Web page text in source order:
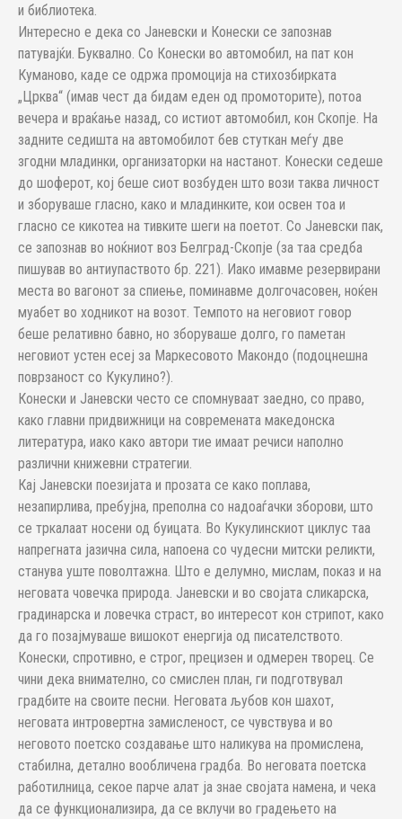
и библиотека.
Интересно е дека со Јаневски и Конески се запознав
патувајќи. Буквално. Со Конески во автомобил, на пат кон
Куманово, каде се одржа промоција на стихозбирката
„Црква“ (имав чест да бидам еден од промоторите), потоа
вечера и враќање назад, со истиот автомобил, кон Скопје. На
задните седишта на автомобилот бев стуткан меѓу две
згодни младинки, организаторки на настанот. Конески седеше
до шоферот, кој беше сиот возбуден што вози таква личност
и зборуваше гласно, како и младинките, кои освен тоа и
гласно се кикотеа на тивките шеги на поетот. Со Јаневски пак,
се запознав во ноќниот воз Белград-Скопје (за таа средба
пишував во антиупаството бр. 221). Иако имавме резервирани
места во вагонот за спиење, поминавме долгочасовен, ноќен
муабет во ходникот на возот. Темпото на неговиот говор
беше релативно бавно, но зборуваше долго, го паметан
неговиот устен есеј за Маркесовото Макондо (подоцнешна
поврзаност со Кукулино?).
Конески и Јаневски често се спомнуваат заедно, со право,
како главни придвижници на современата македонска
литература, иако како автори тие имаат речиси наполно
различни книжевни стратегии.
Кај Јаневски поезијата и прозата се како поплава,
незапирлива, пребујна, преполна со надоаѓачки зборови, што
се тркалаат носени од буицата. Во Кукулинскиот циклус таа
напрегната јазична сила, напоена со чудесни митски реликти,
станува уште поволтажна. Што е делумно, мислам, показ и на
неговата човечка природа. Јаневски и во својата сликарска,
градинарска и ловечка страст, во интересот кон стрипот, како
да го позајмуваше вишокот енергија од писателството.
Конески, спротивно, е строг, прецизен и одмерен творец. Се
чини дека внимателно, со смислен план, ги подготвувал
градбите на своите песни. Неговата љубов кон шахот,
неговата интровертна замисленост, се чувствува и во
неговото поетско создавање што наликува на промислeнa,
стабилна, детално вообличена градба. Во неговата поетска
работилница, секое парче алат ја знае својата намена, и чека
да се функционализира, да се вклучи во градењето на